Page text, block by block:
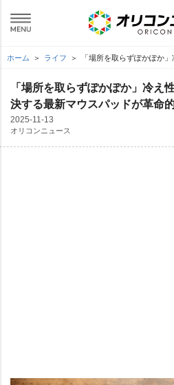
ホーム ライフ 「場所を取らずぽかぽか
「場所を取らずぽかぽか」冷え
決する最新マウスパッドが革命
2025-11-13
オリコンニュース